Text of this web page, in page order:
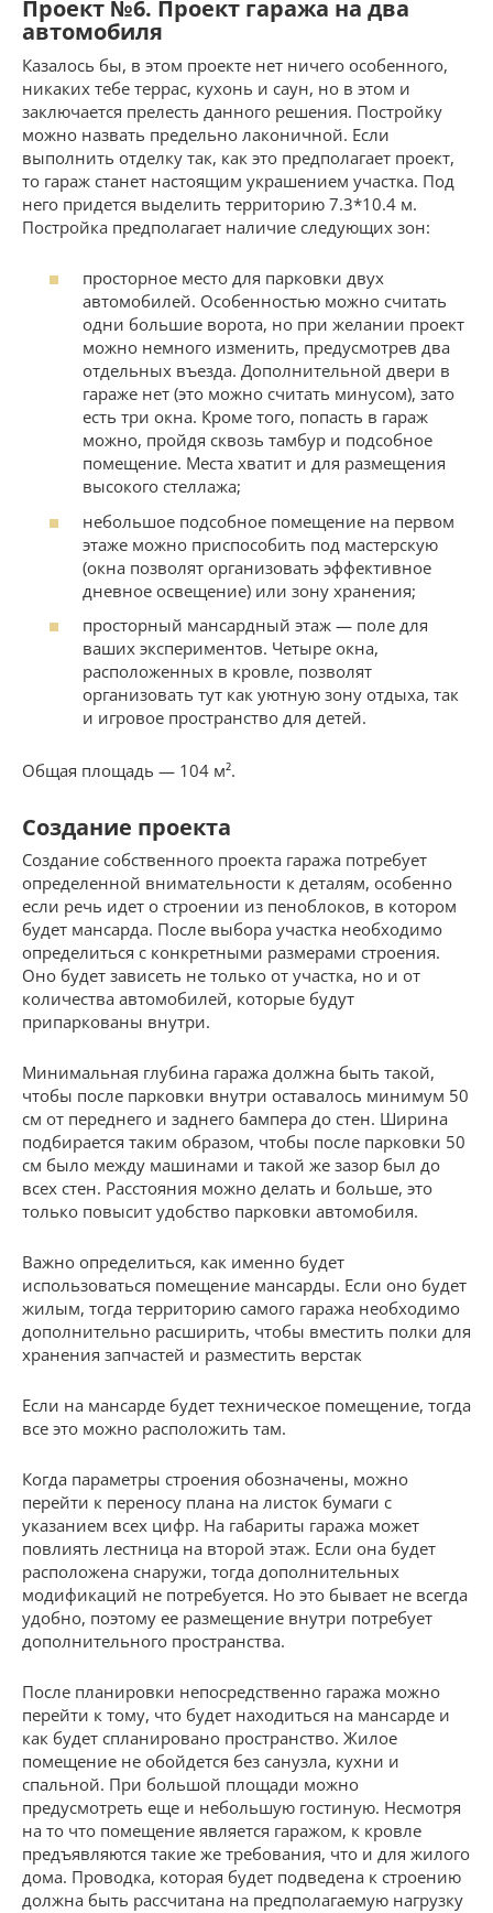
Проект №6. Проект гаража на два
автомобиля
Казалось бы, в этом проекте нет ничего особенного,
никаких тебе террас, кухонь и саун, но в этом и
заключается прелесть данного решения. Постройку
можно назвать предельно лаконичной. Если
выполнить отделку так, как это предполагает проект,
то гараж станет настоящим украшением участка. Под
него придется выделить территорию 7.3*10.4 м.
Постройка предполагает наличие следующих зон:
просторное место для парковки двух
автомобилей. Особенностью можно считать
одни большие ворота, но при желании проект
можно немного изменить, предусмотрев два
отдельных въезда. Дополнительной двери в
гараже нет (это можно считать минусом), зато
есть три окна. Кроме того, попасть в гараж
можно, пройдя сквозь тамбур и подсобное
помещение. Места хватит и для размещения
высокого стеллажа;
небольшое подсобное помещение на первом
этаже можно приспособить под мастерскую
(окна позволят организовать эффективное
дневное освещение) или зону хранения;
просторный мансардный этаж — поле для
ваших экспериментов. Четыре окна,
расположенных в кровле, позволят
организовать тут как уютную зону отдыха, так
и игровое пространство для детей.
Общая площадь — 104 м².
Создание проекта
Создание собственного проекта гаража потребует
определенной внимательности к деталям, особенно
если речь идет о строении из пеноблоков, в котором
будет мансарда. После выбора участка необходимо
определиться с конкретными размерами строения.
Оно будет зависеть не только от участка, но и от
количества автомобилей, которые будут
припаркованы внутри.
Минимальная глубина гаража должна быть такой,
чтобы после парковки внутри оставалось минимум 50
см от переднего и заднего бампера до стен. Ширина
подбирается таким образом, чтобы после парковки 50
см было между машинами и такой же зазор был до
всех стен. Расстояния можно делать и больше, это
только повысит удобство парковки автомобиля.
Важно определиться, как именно будет
использоваться помещение мансарды. Если оно будет
жилым, тогда территорию самого гаража необходимо
дополнительно расширить, чтобы вместить полки для
хранения запчастей и разместить верстак
Если на мансарде будет техническое помещение, тогда
все это можно расположить там.
Когда параметры строения обозначены, можно
перейти к переносу плана на листок бумаги с
указанием всех цифр. На габариты гаража может
повлиять лестница на второй этаж. Если она будет
расположена снаружи, тогда дополнительных
модификаций не потребуется. Но это бывает не всегда
удобно, поэтому ее размещение внутри потребует
дополнительного пространства.
После планировки непосредственно гаража можно
перейти к тому, что будет находиться на мансарде и
как будет спланировано пространство. Жилое
помещение не обойдется без санузла, кухни и
спальной. При большой площади можно
предусмотреть еще и небольшую гостиную. Несмотря
на то что помещение является гаражом, к кровле
предъявляются такие же требования, что и для жилого
дома. Проводка, которая будет подведена к строению
должна быть рассчитана на предполагаемую нагрузку